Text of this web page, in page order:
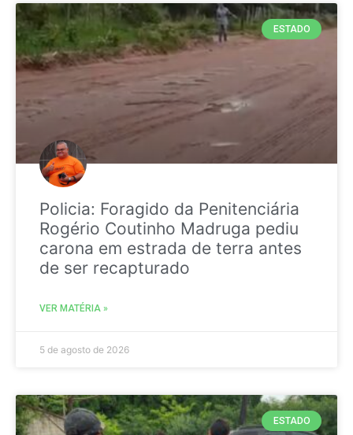
ESTADO
Policia: Foragido da Penitenciária
Rogério Coutinho Madruga pediu
carona em estrada de terra antes
de ser recapturado
VER MATÉRIA »
5 de agosto de 2026
ESTADO